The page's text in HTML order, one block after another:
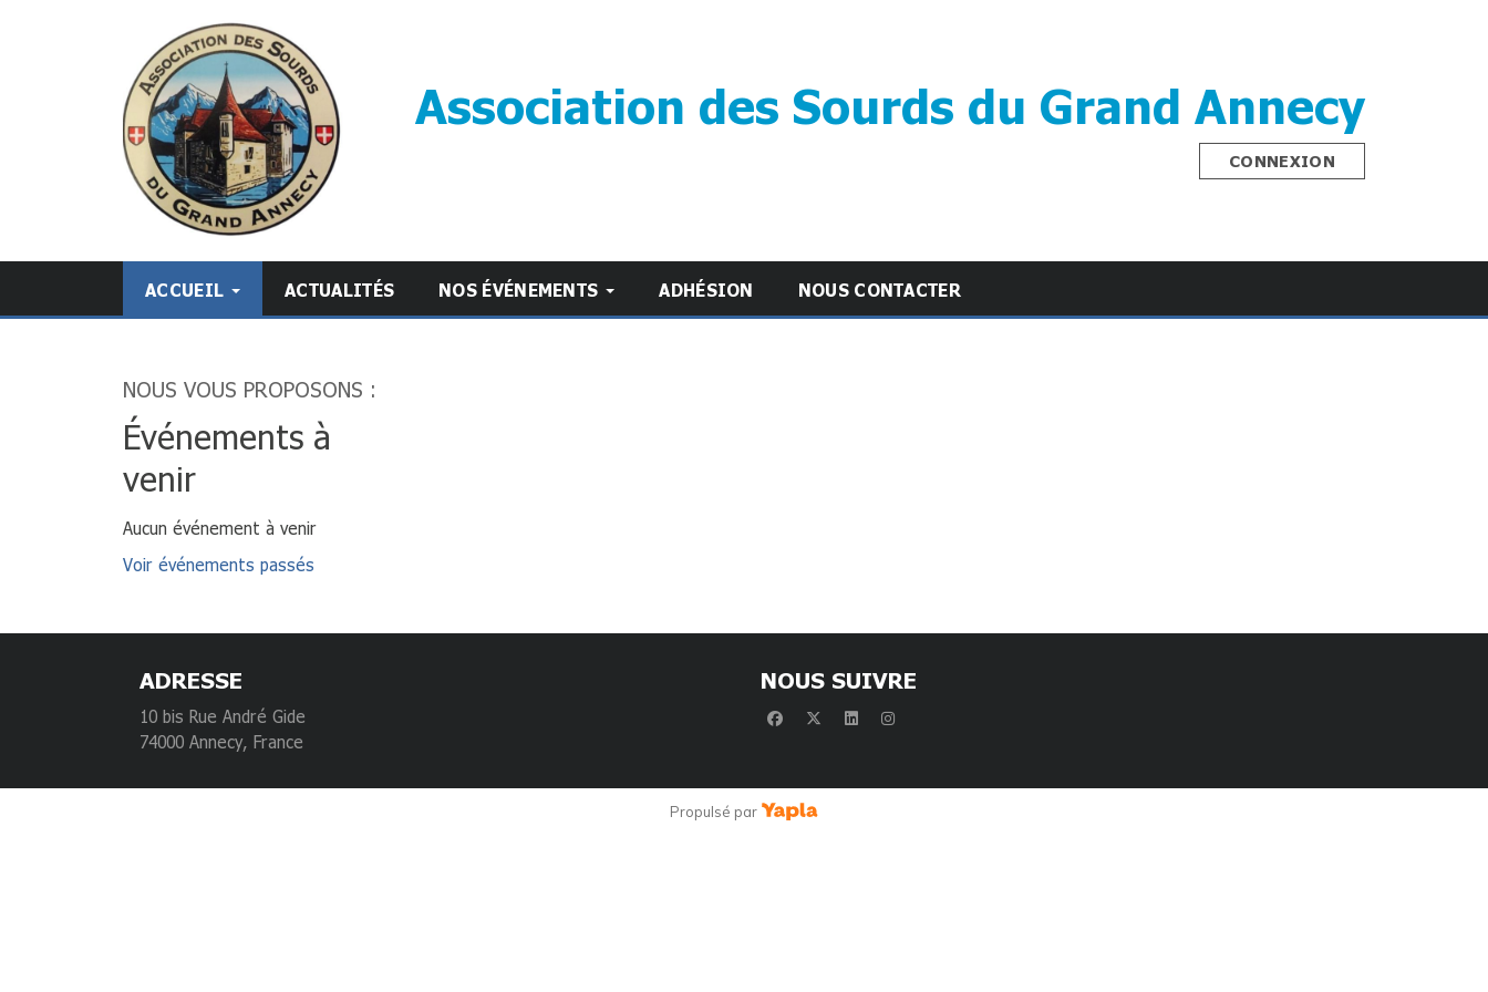
Association des Sourds du Grand Annecy
CONNEXION
ACCUEIL ACTUALITÉS NOS ÉVÉNEMENTS ADHÉSION NOUS CONTACTER
NOUS VOUS PROPOSONS :
Événements à
venir
Aucun événement à venir
Voir événements passés
ADRESSE
10 bis Rue André Gide
74000 Annecy, France
NOUS SUIVRE
facebookx-twitterlinkedininstagram
Propulsé par